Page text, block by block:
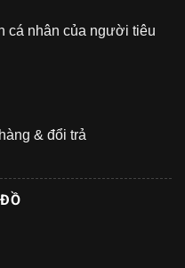
cá nhân của người tiêu
& đổi trả